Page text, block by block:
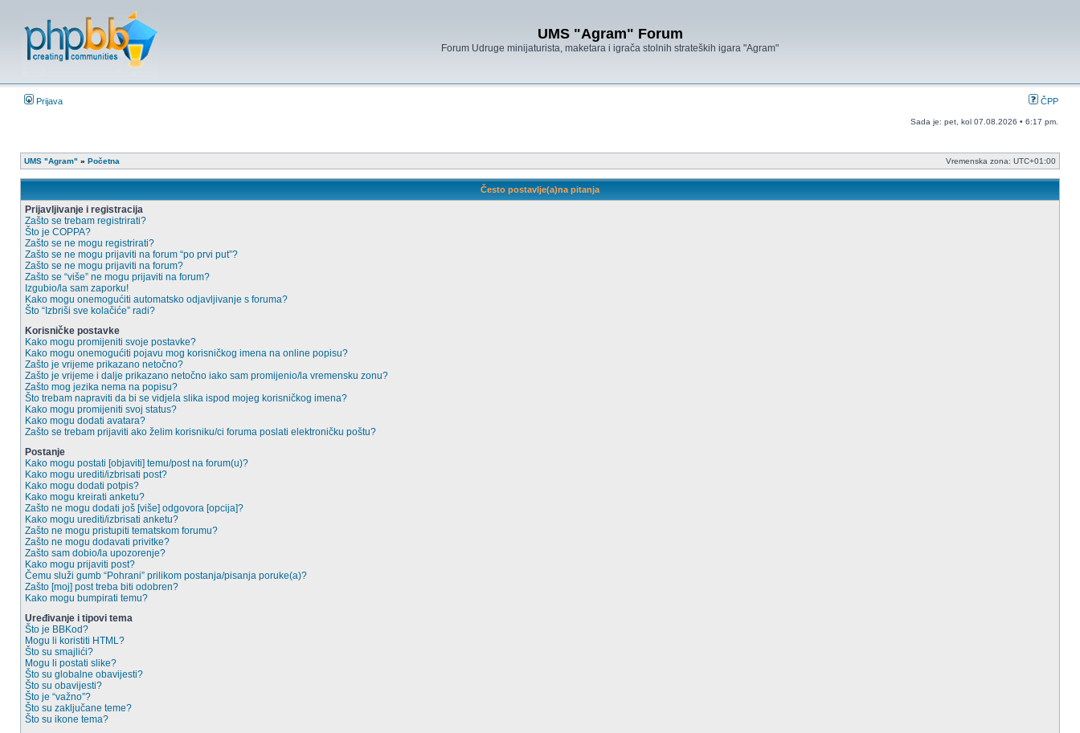
UMS "Agram" Forum
Forum Udruge minijaturista, maketara i igrača stolnih strateških igara "Agram"
Prijava ČPP
Sada je: pet, kol 07.08.2026 • 6:17 pm.
UMS "Agram" » Početna Vremenska zona: UTC+01:00
Često postavlje(a)na pitanja
Prijavljivanje i registracija
Zašto se trebam registrirati?
Što je COPPA?
Zašto se ne mogu registrirati?
Zašto se ne mogu prijaviti na forum “po prvi put”?
Zašto se ne mogu prijaviti na forum?
Zašto se “više” ne mogu prijaviti na forum?
Izgubio/la sam zaporku!
Kako mogu onemogućiti automatsko odjavljivanje s foruma?
Što “Izbriši sve kolačiće” radi?
Korisničke postavke
Kako mogu promijeniti svoje postavke?
Kako mogu onemogućiti pojavu mog korisničkog imena na online popisu?
Zašto je vrijeme prikazano netočno?
Zašto je vrijeme i dalje prikazano netočno iako sam promijenio/la vremensku zonu?
Zašto mog jezika nema na popisu?
Što trebam napraviti da bi se vidjela slika ispod mojeg korisničkog imena?
Kako mogu promijeniti svoj status?
Kako mogu dodati avatara?
Zašto se trebam prijaviti ako želim korisniku/ci foruma poslati elektroničku poštu?
Postanje
Kako mogu postati [objaviti] temu/post na forum(u)?
Kako mogu urediti/izbrisati post?
Kako mogu dodati potpis?
Kako mogu kreirati anketu?
Zašto ne mogu dodati još [više] odgovora [opcija]?
Kako mogu urediti/izbrisati anketu?
Zašto ne mogu pristupiti tematskom forumu?
Zašto ne mogu dodavati privitke?
Zašto sam dobio/la upozorenje?
Kako mogu prijaviti post?
Čemu služi gumb “Pohrani” prilikom postanja/pisanja poruke(a)?
Zašto [moj] post treba biti odobren?
Kako mogu bumpirati temu?
Uređivanje i tipovi tema
Što je BBKod?
Mogu li koristiti HTML?
Što su smajlići?
Mogu li postati slike?
Što su globalne obavijesti?
Što su obavijesti?
Što je “važno”?
Što su zaključane teme?
Što su ikone tema?